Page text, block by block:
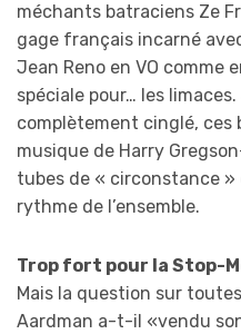
méchants batraciens Ze
gage français incarné
Jean Reno en VO comme
spéciale pour… les
complètement cinglé, ces
musique de Harry
tubes de « circonstance
rythme de l’ensemble.
Trop fort pour la Stop-
Mais la question sur
Aardman a-t-il «vendu